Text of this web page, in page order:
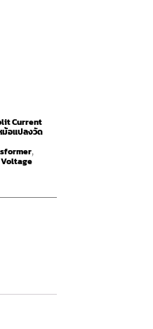
Current
ม้อแปลงวัด
,
Voltage